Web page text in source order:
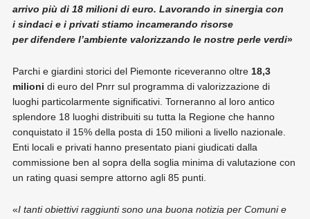
arrivo più di 18 milioni di euro. Lavorando in sinergia con
i sindaci e i privati stiamo incamerando risorse
perdifendere l’ambiente valorizzando le nostre perle verdi»
Parchi e giardini storici del Piemonte riceveranno oltre 18,3
milioni di euro del Pnrr sul programma di valorizzazione di
luoghi particolarmente significativi. Torneranno al loro antico
splendore 18 luoghi distribuiti su tutta la Regione che hanno
conquistato il 15% della posta di 150 milioni a livello nazionale.
Enti locali e privati hanno presentato piani giudicati dalla
commissione ben al sopra della soglia minima di valutazione con
un rating quasi sempre attorno agli 85 punti.
«I tanti obiettivi raggiunti sono una buona notizia per Comuni e